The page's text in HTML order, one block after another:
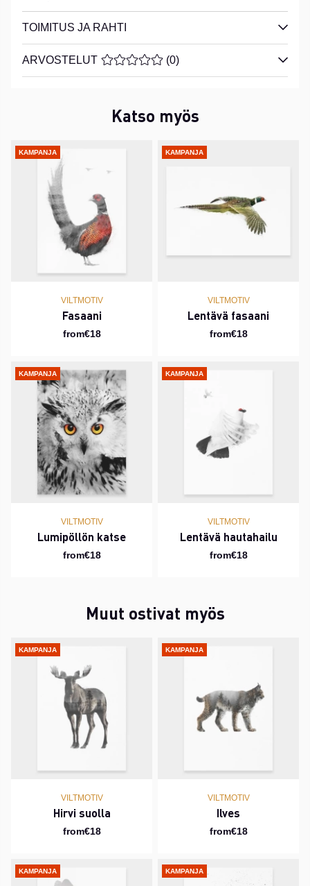
TOIMITUS JA RAHTI
ARVOSTELUT KESKIARVOLUOKITUS 0 / 5
(0)
Katso myös
KAMPANJA
VILTMOTIV
Fasaani
from€18
KAMPANJA
VILTMOTIV
Lentävä fasaani
from€18
KAMPANJA
VILTMOTIV
Lumipöllön katse
from€18
KAMPANJA
VILTMOTIV
Lentävä hautahailu
from€18
Muut ostivat myös
KAMPANJA
VILTMOTIV
Hirvi suolla
from€18
KAMPANJA
VILTMOTIV
Ilves
from€18
KAMPANJA KAMPANJA